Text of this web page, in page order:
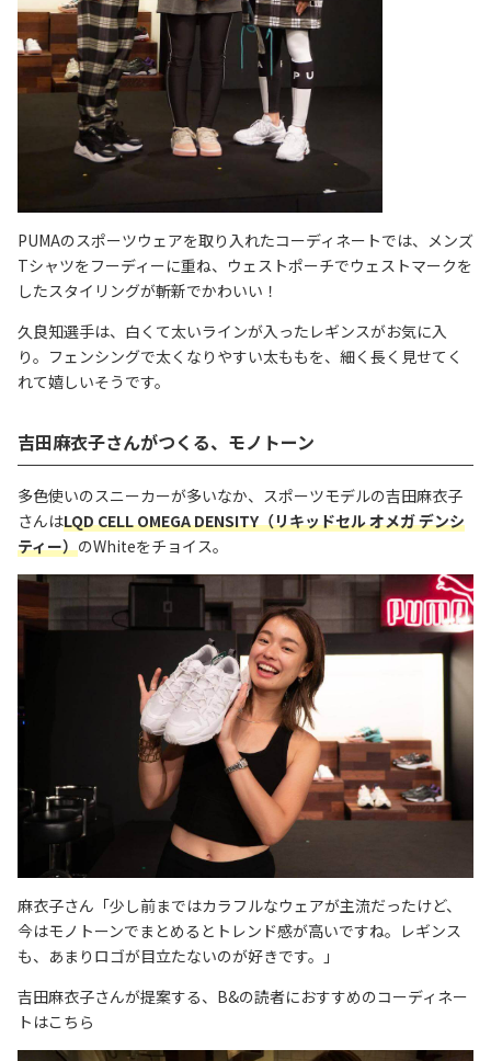
PUMAのスポーツウェアを取り入れたコーディネートでは、メンズ
Tシャツをフーディーに重ね、ウェストポーチでウェストマークを
したスタイリングが斬新でかわいい！
久良知選手は、白くて太いラインが入ったレギンスがお気に入
り。フェンシングで太くなりやすい太ももを、細く長く見せてく
れて嬉しいそうです。
吉田麻衣子さんがつくる、モノトーン
多色使いのスニーカーが多いなか、スポーツモデルの吉田麻衣子
さんはLQD CELL OMEGA DENSITY（リキッドセル オメガ デンシ
ティー）のWhiteをチョイス。
麻衣子さん「少し前まではカラフルなウェアが主流だったけど、
今はモノトーンでまとめるとトレンド感が高いですね。レギンス
も、あまりロゴが目立たないのが好きです。」
吉田麻衣子さんが提案する、B&の読者におすすめのコーディネー
トはこちら